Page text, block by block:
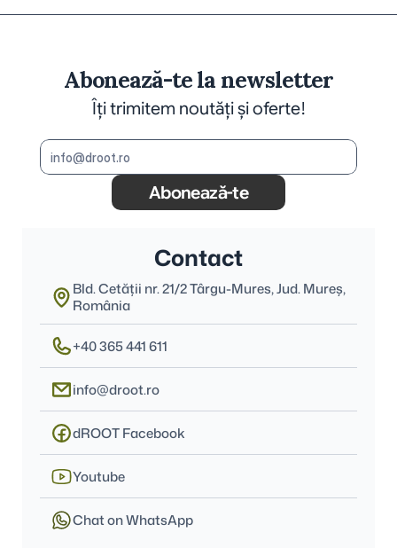
Abonează-te la newsletter
Îți trimitem noutăți și oferte!
Abonează-te
Contact
Bld. Cetății nr. 21/2 Târgu-Mures, Jud. Mureş,
România
+40 365 441 611
info@droot.ro
dROOT Facebook
Youtube
Chat on WhatsApp